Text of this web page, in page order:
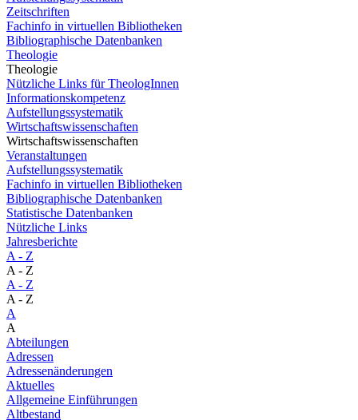
Zeitschriften
Fachinfo in virtuellen Bibliotheken
Bibliographische Datenbanken
Theologie
Theologie
Nützliche Links für TheologInnen
Informationskompetenz
Aufstellungssystematik
Wirtschaftswissenschaften
Wirtschaftswissenschaften
Veranstaltungen
Aufstellungssystematik
Fachinfo in virtuellen Bibliotheken
Bibliographische Datenbanken
Statistische Datenbanken
Nützliche Links
Jahresberichte
A - Z
A - Z
A - Z
A - Z
A
A
Abteilungen
Adressen
Adressenänderungen
Aktuelles
Allgemeine Einführungen
Altbestand